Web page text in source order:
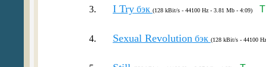
3. I Tryбэк (128 kBit/s - 44100 Hz - 3.81 Mb - 4:09) T
4. Sexual Revolution бэк (128 kBit/s - 44100